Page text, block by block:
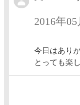
2016年05
今日はあり
とっても楽